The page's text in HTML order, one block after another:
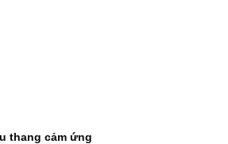
thang cảm ứng